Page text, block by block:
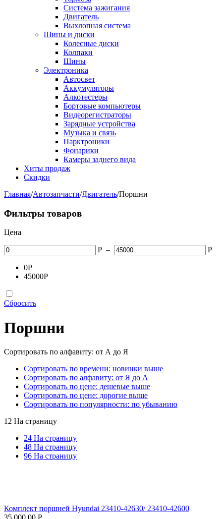
Система зажигания
Двигатель
Выхлопная система
Шины и диски
Колесные диски
Колпаки
Шины
Электроника
Автосвет
Аккумуляторы
Алкотестеры
Бортовые компьютеры
Видеорегистраторы
Зарядные устройства
Музыка и связь
Парктроники
Фонарики
Камеры заднего вида
Хиты продаж
Скидки
Главная/Автозапчасти/Двигатель/Поршни
Фильтры товаров
Цена
Р – Р
0Р
45000Р
Сбросить
Поршни
Сортировать по алфавиту: от А до Я
Сортировать по времени: новинки выше
Сортировать по алфавиту: от Я до А
Сортировать по цене: дешевые выше
Сортировать по цене: дорогие выше
Сортировать по популярности: по убыванию
12 На страницу
24 На страницу
48 На страницу
96 На страницу
Комплект поршней Hyundai 23410-42630/ 23410-42600